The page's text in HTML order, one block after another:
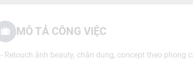
MÔ TẢ CÔNG VIỆC
- Retouch ảnh beauty, chân dung, concept theo phong